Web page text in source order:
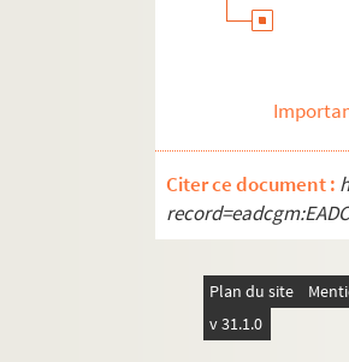
Citer ce document :
Plan du site
v 31.1.0